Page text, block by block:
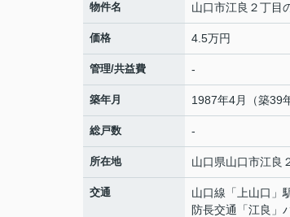
物件名 山口市江良２丁目
価格 4.5万円
管理/共益費 -
築年月 1987年4月（築39
総戸数 -
所在地 山口県山口市江良
交通 山口線 「 上山口 」
防長交通「江良